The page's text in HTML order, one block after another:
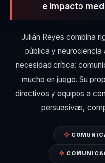
e impacto
Julián Reyes combina
pública y neurociencia
necesidad crítica:
mucho en juego. Su
directivos y equipos a
persuasivas,